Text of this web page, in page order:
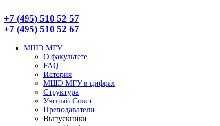
+7 (495) 510 52 57
+7 (495) 510 52 67
МШЭ МГУ
О факультете
FAQ
История
МШЭ МГУ в цифрах
Структура
Ученый Совет
Преподаватели
Выпускники